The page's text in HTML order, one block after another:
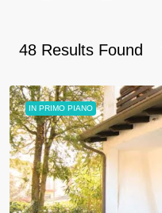
48 Results Found
IN PRIMO PIANO